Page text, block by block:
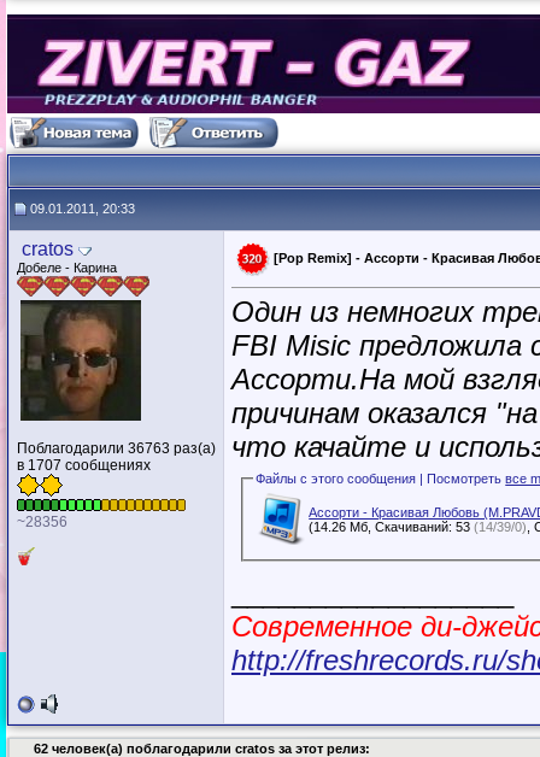
09.01.2011, 20:33
cratos
Добеле - Карина
Поблагодарили 36763 раз(а)
в 1707 сообщениях
~28356
[Pop Remix] - Ассорти - Красивая
Oдин из немногих
FBI Misic предложила
Ассорти.На мой
причинам оказался
что качайте и
Файлы с этого сообщения | Посмотретьвсе
Ассорти - Красивая Любовь
(14.26 Мб, Скачиваний: 53(14/39/0)
Современное ди-
http://freshrecords.ru/
62 человек(а) поблагодарили cratos за этот релиз: